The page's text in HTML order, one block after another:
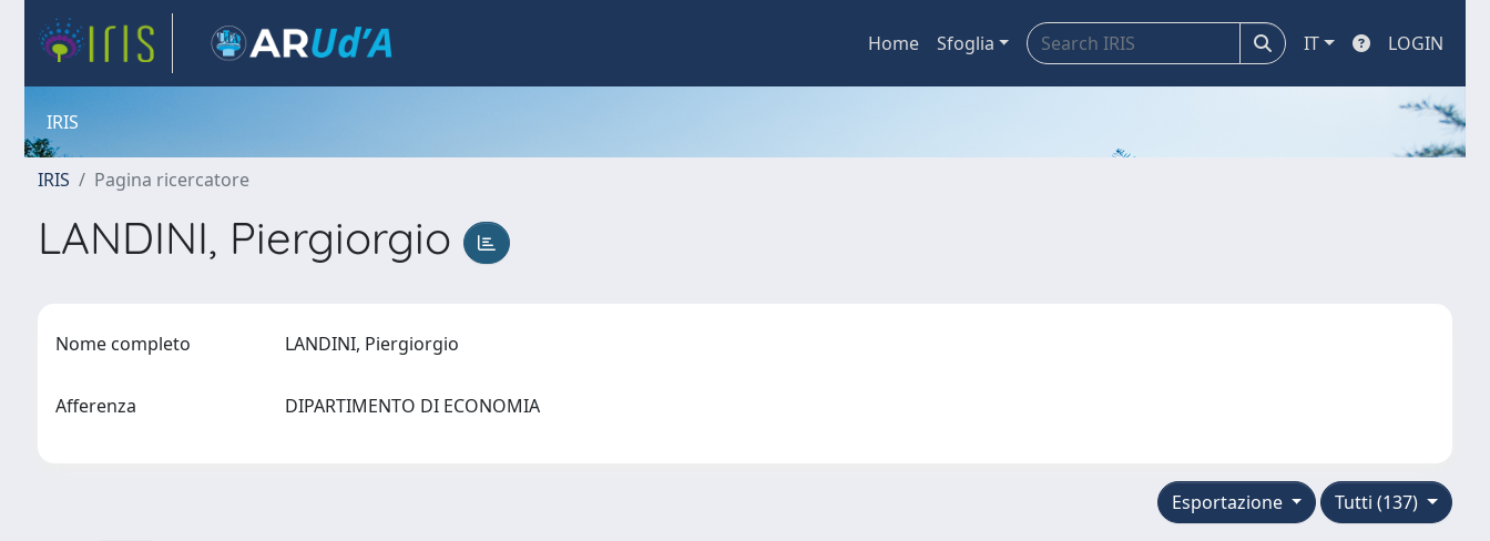
Home Sfoglia IT LOGIN
IRIS
IRIS Pagina ricercatore
LANDINI, Piergiorgio
Nome completo LANDINI, Piergiorgio
Afferenza DIPARTIMENTO DI ECONOMIA
Tutti (137)
Esportazione